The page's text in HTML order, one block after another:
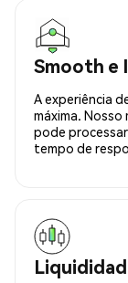
Smooth e
A experiência
máxima.
pode
tempo de